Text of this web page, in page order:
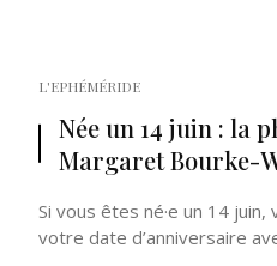
L'EPHÉMÉRIDE
Née un 14 juin : la
Margaret Bourke-
Si vous êtes né·e un 14
votre date d’anniversaire